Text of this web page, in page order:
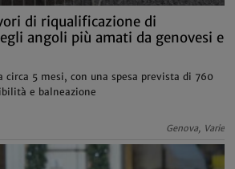
di riqualificazione di
angoli più amati da genovesi e
5 mesi, con una spesa prevista di 760
e balneazione
Genova, Varie